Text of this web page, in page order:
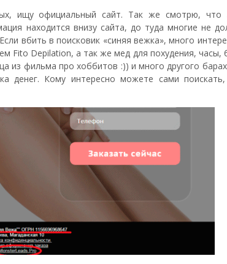
ищу официальный сайт. Так же смотрю, что
находится внизу сайта, до туда многие не
вбить в поисковик «синяя вежка», много
Fito Depilation, а так же мед для похудения, часы,
из фильма про хоббитов :)) и много другого
денег. Кому интересно можете сами